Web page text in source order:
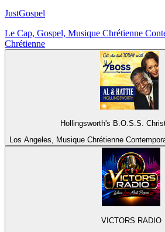
JustGospel
Le Cap, Gospel, Musique Chrétienne
Chrétienne
Hollingsworth's B.O.S.S.
Los Angeles, Musique Chrétienne
VICTORS RADIO